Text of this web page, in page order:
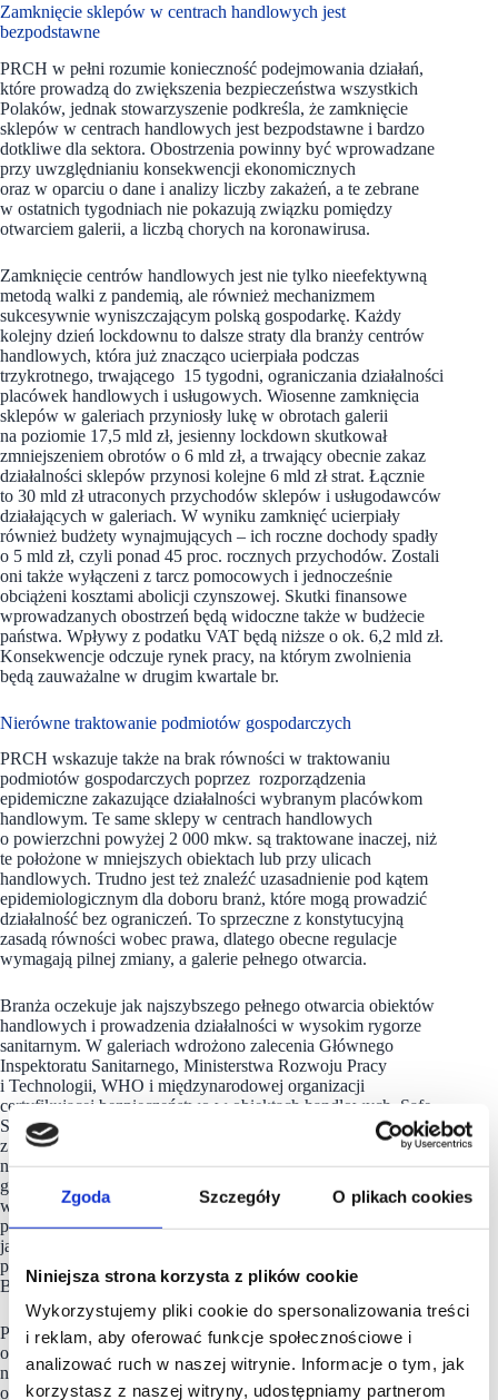
Zgoda Szczegóły O plikach cookies
Niniejsza strona korzysta z plików cookie
Wykorzystujemy pliki cookie do spersonalizowania treści
i reklam, aby oferować funkcje społecznościowe i
analizować ruch w naszej witrynie. Informacje o tym, jak
korzystasz z naszej witryny, udostępniamy partnerom
Zamknięcie sklepów w centrach handlowych jest
bezpodstawne
PRCH w pełni rozumie konieczność podejmowania działań,
które prowadzą do zwiększenia bezpieczeństwa wszystkich
Polaków, jednak stowarzyszenie podkreśla, że zamknięcie
sklepów w centrach handlowych jest bezpodstawne i bardzo
dotkliwe dla sektora. Obostrzenia powinny być wprowadzane
przy uwzględnianiu konsekwencji ekonomicznych
oraz w oparciu o dane i analizy liczby zakażeń, a te zebrane
w ostatnich tygodniach nie pokazują związku pomiędzy
otwarciem galerii, a liczbą chorych na koronawirusa.
Zamknięcie centrów handlowych jest nie tylko nieefektywną
metodą walki z pandemią, ale również mechanizmem
sukcesywnie wyniszczającym polską gospodarkę. Każdy
kolejny dzień lockdownu to dalsze straty dla branży centrów
handlowych, która już znacząco ucierpiała podczas
trzykrotnego, trwającego 15 tygodni, ograniczania działalności
placówek handlowych i usługowych. Wiosenne zamknięcia
sklepów w galeriach przyniosły lukę w obrotach galerii
na poziomie 17,5 mld zł, jesienny lockdown skutkował
zmniejszeniem obrotów o 6 mld zł, a trwający obecnie zakaz
działalności sklepów przynosi kolejne 6 mld zł strat. Łącznie
to 30 mld zł utraconych przychodów sklepów i usługodawców
działających w galeriach. W wyniku zamknięć ucierpiały
również budżety wynajmujących – ich roczne dochody spadły
o 5 mld zł, czyli ponad 45 proc. rocznych przychodów. Zostali
oni także wyłączeni z tarcz pomocowych i jednocześnie
obciążeni kosztami abolicji czynszowej. Skutki finansowe
wprowadzanych obostrzeń będą widoczne także w budżecie
państwa. Wpływy z podatku VAT będą niższe o ok. 6,2 mld zł.
Konsekwencje odczuje rynek pracy, na którym zwolnienia
będą zauważalne w drugim kwartale br.
Nierówne traktowanie podmiotów gospodarczych
PRCH wskazuje także na brak równości w traktowaniu
podmiotów gospodarczych poprzez rozporządzenia
epidemiczne zakazujące działalności wybranym placówkom
handlowym. Te same sklepy w centrach handlowych
o powierzchni powyżej 2 000 mkw. są traktowane inaczej, niż
te położone w mniejszych obiektach lub przy ulicach
handlowych. Trudno jest też znaleźć uzasadnienie pod kątem
epidemiologicznym dla doboru branż, które mogą prowadzić
działalność bez ograniczeń. To sprzeczne z konstytucyjną
zasadą równości wobec prawa, dlatego obecne regulacje
wymagają pilnej zmiany, a galerie pełnego otwarcia.
Branża oczekuje jak najszybszego pełnego otwarcia obiektów
handlowych i prowadzenia działalności w wysokim rygorze
sanitarnym. W galeriach wdrożono zalecenia Głównego
Inspektoratu Sanitarnego, Ministerstwa Rozwoju Pracy
i Technologii, WHO i międzynarodowej organizacji
certyfikującej bezpieczeństwo w obiektach handlowych, Safe
Shopping Centres. Polskie standardy sanitarne są jednymi
z najwyższych w Europie, a tysiące kontroli policji i sanepidu
nie wykazały nieprawidłowości. Podczas gdy pracownicy
galerii regularnie dezynfekują wszystkie powierzchnie wspólne
w nieruchomościach i kontrolują przestrzeganie zasady DDM,
prowadzone są również działania edukacyjne. PRCH pokazuje
jak należy zachować się w galerii handlowej w czasach
pandemii – w kampanii społecznej #KupujęBezpiecznie
Bezpieczeństwo – Kupuję to!
PRCH w imieniu swoich członków apeluje również do Rządu
o objęcie wsparciem w ramach tarcz pomocowych wszystkich
najemców, którzy nie mogą prowadzić działalności
oraz włączenie właścicieli i zarządców centrów handlowych